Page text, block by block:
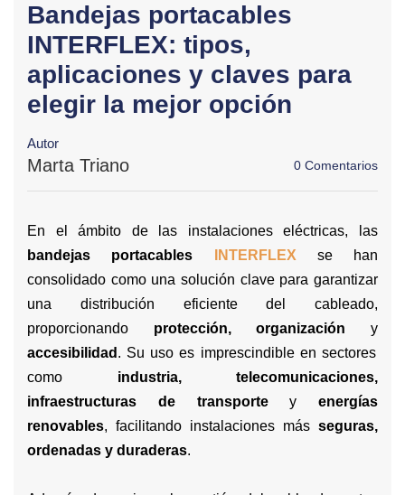
Bandejas portacables
INTERFLEX: tipos,
aplicaciones y claves para
elegir la mejor opción
Autor
Marta Triano 0 Comentarios
En el ámbito de las instalaciones eléctricas, las
bandejas portacables
INTERFLEX
se han
consolidado como una solución clave para garantizar
una distribución eficiente del cableado,
proporcionando protección, organizacióny
accesibilidad . Su uso es imprescindible en sectores
como industria, telecomunicaciones,
infraestructuras de transportey energías
renovables, facilitando instalaciones más seguras,
ordenadas y duraderas.